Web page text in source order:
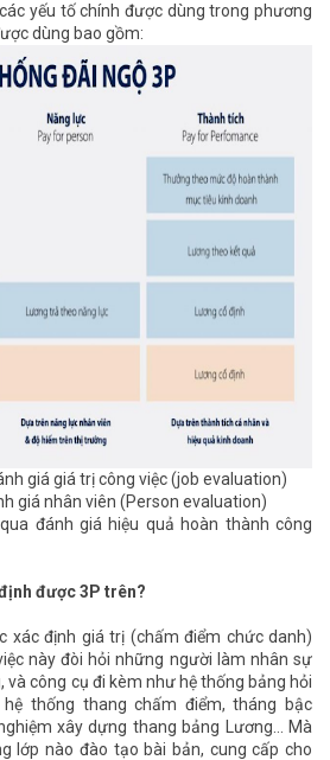
yếu tố chính được dùng trong phương
dùng bao gồm:
giá giá trị công việc (job evaluation)
giá nhân viên (Person evaluation)
đánh giá hiệu quả hoàn thành công
được 3P trên?
xác định giá trị (chấm điểm chức danh)
này đòi hỏi những người làm nhân sự
và công cụ đi kèm như hệ thống bảng hỏi
thống thang chấm điểm, tháng bậc
xây dựng thang bảng Lương… Mà
lớp nào đào tạo bài bản, cung cấp cho